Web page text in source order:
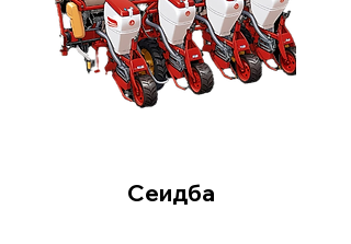
Сеидба